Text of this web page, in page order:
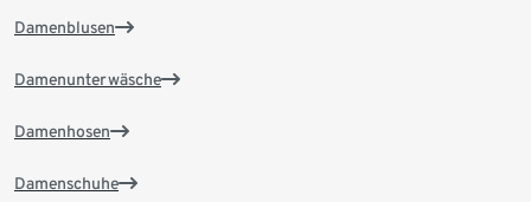
Damenblusen
Damenunterwäsche
Damenhosen
Damenschuhe